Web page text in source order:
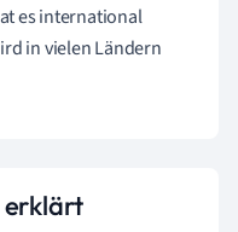
es international
in vielen Ländern
erklärt